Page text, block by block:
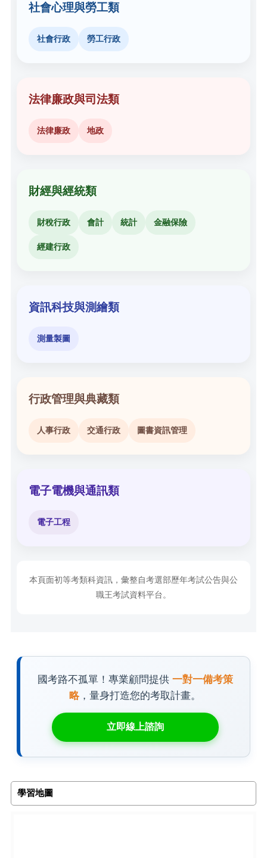
社會心理與勞工類
社會行政 勞工行政
法律廉政與司法類
法律廉政 地政
財經與經統類
財稅行政 會計 統計 金融保險
經建行政
資訊科技與測繪類
測量製圖
行政管理與典藏類
人事行政 交通行政 圖書資訊管理
電子電機與通訊類
電子工程
本頁面初等考類科資訊，彙整自考選部歷年考試公告與公
職王考試資料平台。
國考路不孤單！專業顧問提供 一對一備考策
略，量身打造您的考取計畫。
立即線上諮詢
學習地圖